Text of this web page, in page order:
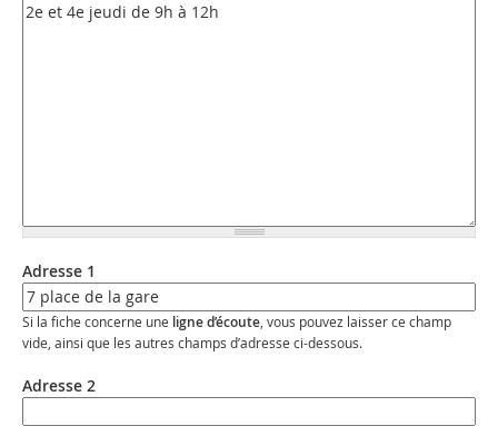
Adresse 1
Si la fiche concerne une ligne d’écoute , vous pouvez laisser ce champ
vide, ainsi que les autres champs d’adresse ci-dessous.
Adresse 2